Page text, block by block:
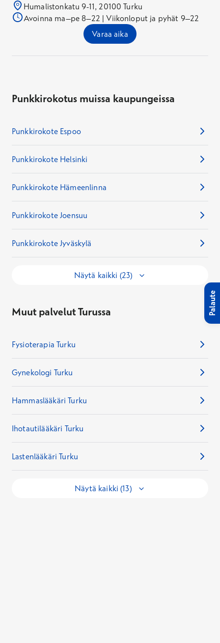
Humalistonkatu 9-11, 20100 Turku
Avoinna ma–pe 8–22 | Viikonloput ja pyhät 9–22
Varaa aika
Punkkirokotus muissa kaupungeissa
Punkkirokote Espoo
Punkkirokote Helsinki
Punkkirokote Hämeenlinna
Punkkirokote Joensuu
Punkkirokote Jyväskylä
Näytä kaikki (23)
Muut palvelut Turussa
Fysioterapia Turku
Gynekologi Turku
Hammaslääkäri Turku
Ihotautilääkäri Turku
Lastenlääkäri Turku
Näytä kaikki (13)
Palaute